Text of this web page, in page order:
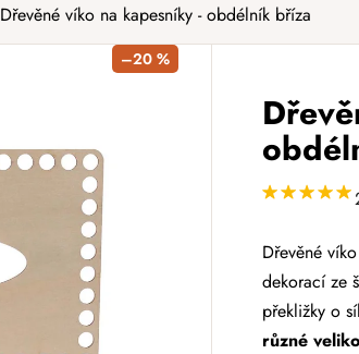
Dřevěné víko na kapesníky - obdélník bříza
Dřevěné
dekorací ze
překližky o
různé
–20 %